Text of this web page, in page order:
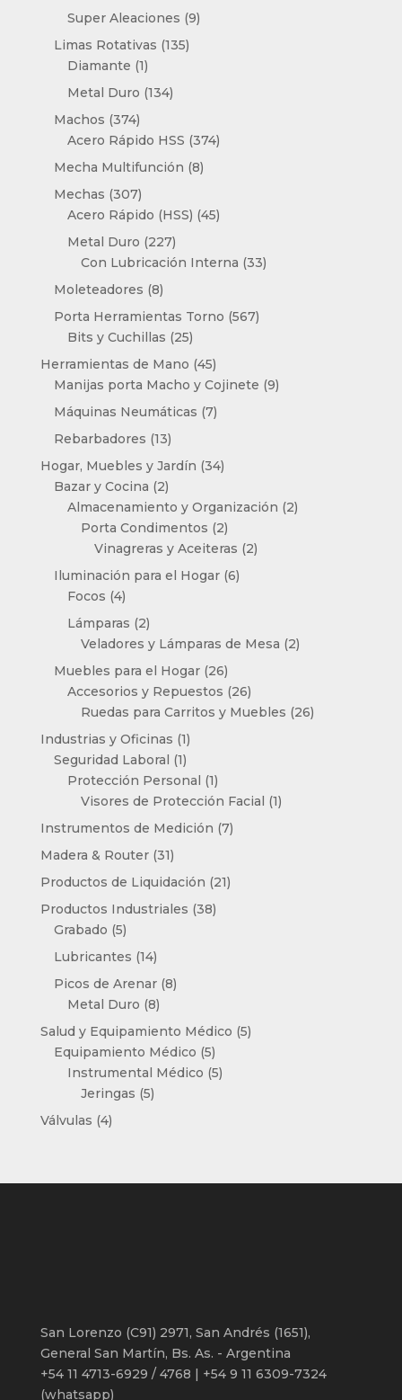
productos
Super Aleaciones 99
Limas Rotativas 135135
Diamante 11
producto
Metal Duro 134134
Machos 374374
productos
Acero Rápido HSS 374374
Mecha Multifunción 88
Mechas 307307
productos
Acero Rápido (HSS) 4545
Metal Duro 227227
productos
Con Lubricación Interna 3333
Moleteadores 88
productos
Porta Herramientas Torno 567567
Bits y Cuchillas 2525
productos
Herramientas de Mano 4545
productos
Manijas porta Macho y Cojinete 99
Máquinas Neumáticas 77
Rebarbadores 1313
productos
Hogar, Muebles y Jardín 3434
Bazar y Cocina 22
productos
Almacenamiento y Organización 22
Porta Condimentos 22
productos
Vinagreras y Aceiteras 22
Iluminación para el Hogar 66
Focos 44
productos
Lámparas 22
productos
Veladores y Lámparas de Mesa 22
Muebles para el Hogar 2626
productos
Accesorios y Repuestos 2626
productos
Ruedas para Carritos y Muebles 2626
Industrias y Oficinas 11
producto
Seguridad Laboral 11
producto
Protección Personal 11
producto
Visores de Protección Facial 11
Instrumentos de Medición 77
Madera & Router 3131
productos
Productos de Liquidación 2121
Productos Industriales 3838
Grabado 55
productos
Lubricantes 1414
productos
Picos de Arenar 88
Metal Duro 88
productos
Salud y Equipamiento Médico 55
Equipamiento Médico 55
productos
Instrumental Médico 55
Jeringas 55
Válvulas 44
San Lorenzo (C91) 2971, San Andrés (1651),
General San Martín, Bs. As. - Argentina
+54 11 4713-6929 / 4768 | +54 9 11 6309-7324
(whatsapp)